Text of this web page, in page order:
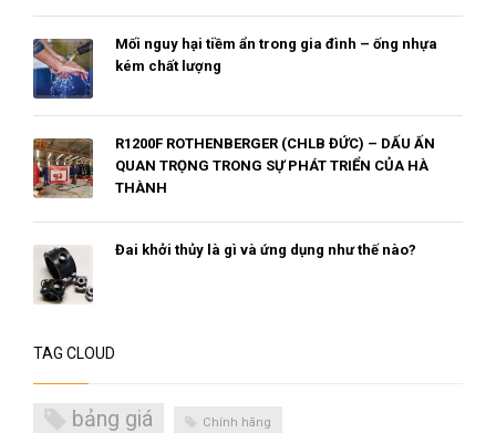
Mối nguy hại tiềm ẩn trong gia đình – ống nhựa
kém chất lượng
R1200F ROTHENBERGER (CHLB ĐỨC) – DẤU ẤN
QUAN TRỌNG TRONG SỰ PHÁT TRIỂN CỦA HÀ
THÀNH
Đai khởi thủy là gì và ứng dụng như thế nào?
TAG CLOUD
bảng giá Chính hãng